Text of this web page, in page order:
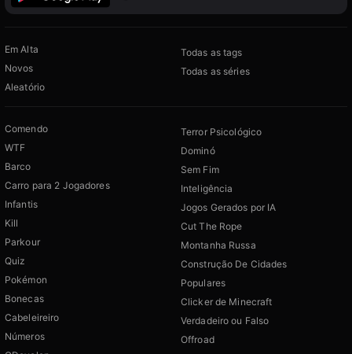
Em Alta
Novos
Aleatório
Todas as tags
Todas as séries
Comendo
WTF
Barco
Carro para 2 Jogadores
Infantis
Kill
Parkour
Quiz
Pokémon
Bonecas
Cabeleireiro
Números
Terror Psicológico
Dominó
Sem Fim
Inteligência
Jogos Gerados por IA
Cut The Rope
Montanha Russa
Construção De Cidades
Populares
Clicker de Minecraft
Verdadeiro ou Falso
Offroad